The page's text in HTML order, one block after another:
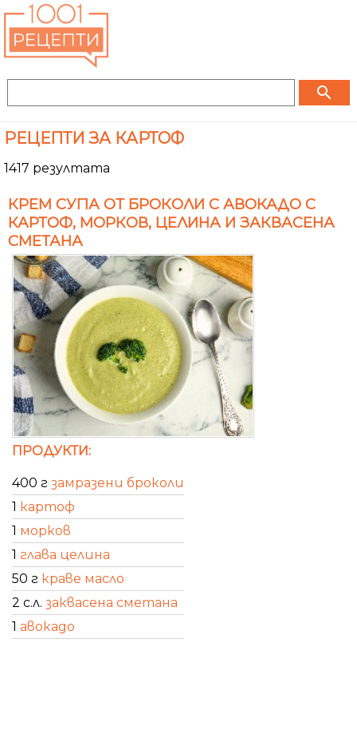
search
РЕЦЕПТИ ЗА КАРТОФ
1417 резултата
КРЕМ СУПА ОТ БРОКОЛИ С АВОКАДО С
КАРТОФ, МОРКОВ, ЦЕЛИНА И ЗАКВАСЕНА
СМЕТАНА
ПРОДУКТИ:
400 г замразени броколи
1 картоф
1 морков
1 глава целина
50 г краве масло
2 с.л. заквасена сметана
1 авокадо